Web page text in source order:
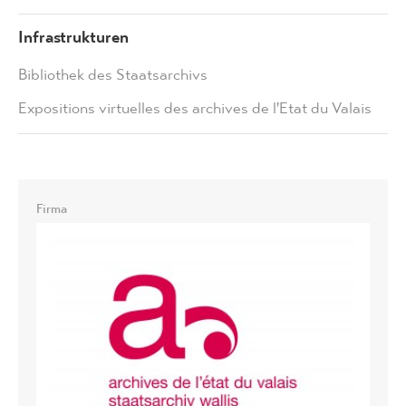
Infrastrukturen
Bibliothek des Staatsarchivs
Expositions virtuelles des archives de l'Etat du Valais
Firma